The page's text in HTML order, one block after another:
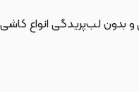
بدون لب‌پریدگی انواع کاشی